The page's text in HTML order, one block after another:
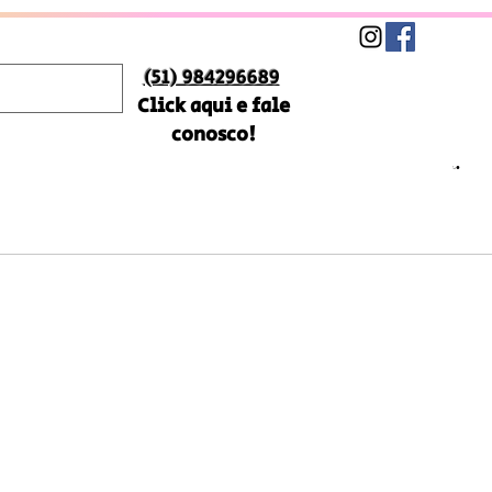
(51) 984296689
Click aqui e fale
conosco!